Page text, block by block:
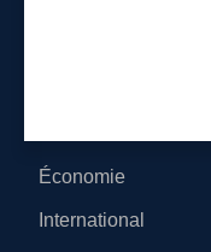
Économie
International